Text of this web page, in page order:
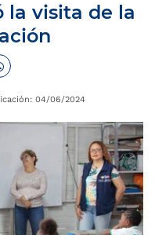
la visita de la
Whatsapp
04/06/2024